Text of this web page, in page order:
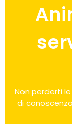
Non perderti
di